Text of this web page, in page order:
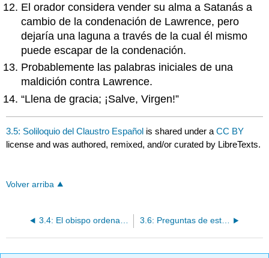
El orador considera vender su alma a Satanás a
cambio de la condenación de Lawrence, pero
dejaría una laguna a través de la cual él mismo
puede escapar de la condenación.
Probablemente las palabras iniciales de una
maldición contra Lawrence.
“Llena de gracia; ¡Salve, Virgen!”
3.5: Soliloquio del Claustro Español is shared under aCC BY
license and was authored, remixed, and/or curated by LibreTexts.
Volver arriba
3.4: El obispo ordena su tumba en la iglesia de San Praxed 3.6: Preguntas de estudio, actividades y recursos